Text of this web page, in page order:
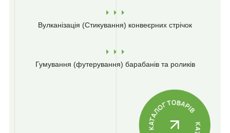
Вулканізація (Стикування) конвеєрних стрічок
Гумування (футерування) барабанів та роликів